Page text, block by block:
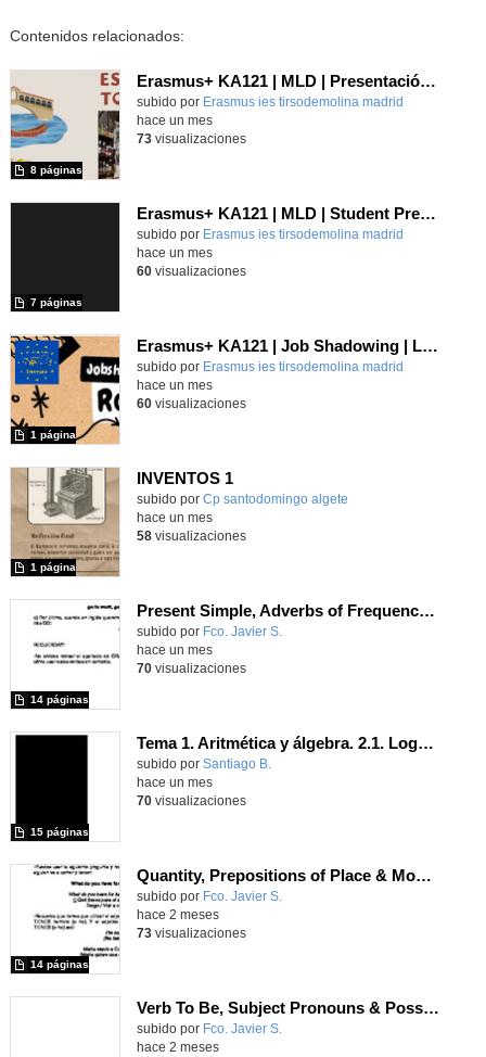
Contenidos relacionados:
Erasmus+ KA121 | MLD | Presentación 1 | Verona 2025
Contenido educativo.
subido por Erasmus ies tirsodemolina madrid
8 páginas
hace un mes
73visualizaciones
Erasmus+ KA121 | MLD | Student Presentation 1 | Rome 2025
Contenido educativo.
subido por Erasmus ies tirsodemolina madrid
7 páginas
hace un mes
60visualizaciones
Erasmus+ KA121 | Job Shadowing | Liceo Vittoria Colonna, Rome 2025 | Poster 1
Contenido educativo.
subido por Erasmus ies tirsodemolina madrid
1 página
hace un mes
60visualizaciones
INVENTOS 1
Contenido educativo.
subido por Cp santodomingo algete
1 página
hace un mes
58visualizaciones
Present Simple, Adverbs of Frequency, Food & Drink, Jobs & Places of Work, Verbs for Daily Actions
Contenido educativo.
subido por Fco. Javier S.
14 páginas
hace un mes
70visualizaciones
Tema 1. Aritmética y álgebra. 2.1. Logaritmos
Contenido educativo.
subido por Santiago B.
15 páginas
hace un mes
70visualizaciones
Quantity, Prepositions of Place & Movement, Food & Food containers
Contenido educativo.
subido por Fco. Javier S.
14 páginas
hace 2 meses
73visualizaciones
Verb To Be, Subject Pronouns & Possessive Adjectives, Vocabulary Unit 1NII
Contenido educativo.
subido por Fco. Javier S.
hace 2 meses